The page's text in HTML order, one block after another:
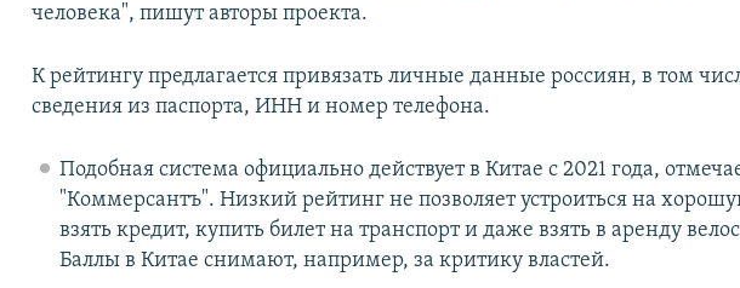
человека", пишут авторы проекта.
К рейтингу предлагается привязать личные данные россиян, в том
сведения из паспорта, ИНН и номер телефона.
Подобная система официально действует в Китае с 2021 года,
"Коммерсантъ". Низкий рейтинг не позволяет устроиться на
взять кредит, купить билет на транспорт и даже взять в аренду
Баллы в Китае снимают, например, за критику властей.